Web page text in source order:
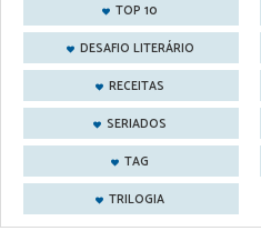
TOP 10
DESAFIO LITERÁRIO
RECEITAS
SERIADOS
TAG
TRILOGIA